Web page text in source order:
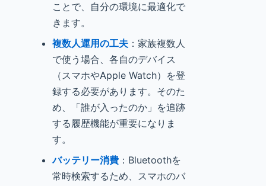
ことで、自分の環境に最適化で
きます。
複数人運用の工夫 ：家族複数人
で使う場合、各自のデバイス
（スマホやApple Watch）を登
録する必要があります。そのた
め、「誰が入ったのか」を追跡
する履歴機能が重要になりま
す。
バッテリー消費 ：Bluetoothを
常時検索するため、スマホのバ